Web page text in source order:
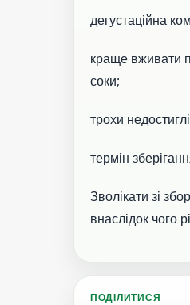
дегустаційна
краще вживати
соки;
трохи
термін
Зволікати зі
внаслідок чого
ПОДІЛИТИСЯ